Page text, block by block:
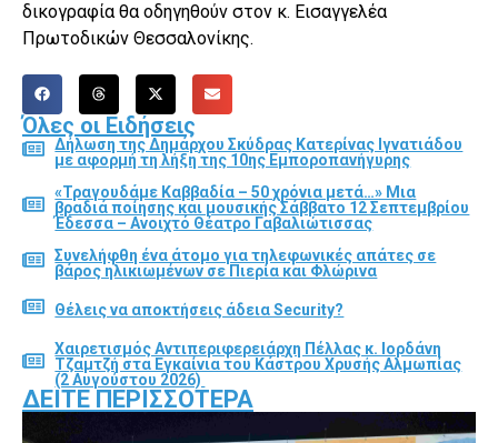
δικογραφία θα οδηγηθούν στον κ. Εισαγγελέα
Πρωτοδικών Θεσσαλονίκης.
Όλες οι Ειδήσεις
Δήλωση της Δημάρχου Σκύδρας Κατερίνας Ιγνατιάδου
με αφορμή τη λήξη της 10ης Εμποροπανήγυρης
«Τραγουδάμε Καββαδία – 50 χρόνια μετά…» Μια
βραδιά ποίησης και μουσικής Σάββατο 12 Σεπτεμβρίου
Έδεσσα – Ανοιχτό Θέατρο Γαβαλιώτισσας
Συνελήφθη ένα άτομο για τηλεφωνικές απάτες σε
βάρος ηλικιωμένων σε Πιερία και Φλώρινα
Θέλεις να αποκτήσεις άδεια Security?
Χαιρετισμός Αντιπεριφερειάρχη Πέλλας κ. Ιορδάνη
Τζαμτζή στα Εγκαίνια του Κάστρου Χρυσής Αλμωπίας
(2 Αυγούστου 2026)
ΔΕΊΤΕ ΠΕΡΙΣΣΌΤΕΡΑ